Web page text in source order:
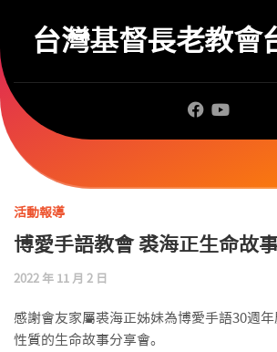
content台灣基督長老教會
活動報導
博愛手語教會 裘海正生命故
2022 年 11 月 2 日
感謝會友家屬裘海正姊妹為博愛手語30週
性質的生命故事分享會。